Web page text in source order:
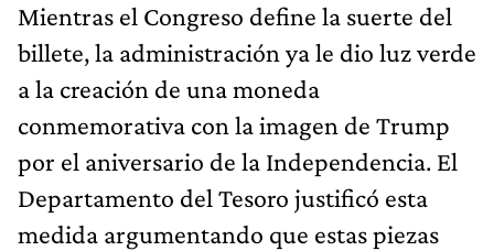
Mientras el Congreso define la suerte del
billete, la administración ya le dio luz verde
a la creación de una moneda
conmemorativa con la imagen de Trump
por el aniversario de la Independencia. El
Departamento del Tesoro justificó esta
medida argumentando que estas piezas